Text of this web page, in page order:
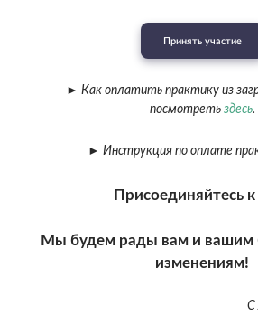
Принять участие
► Как оплатить практику из
посмотреть здесь.
► Инструкция по оплате
Присоединяйтесь
Мы будем рады вам и вашим
изменениям!
С